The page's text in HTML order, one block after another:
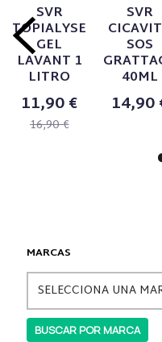
MARCAS
SVR
TOPIALYSE
GEL
LAVANT 1
LITRO
11,90 €
16,90 €
SVR
SOS
40ML
14,90